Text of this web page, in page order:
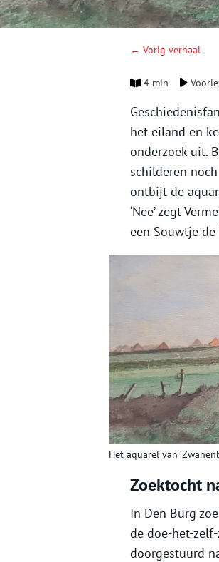
← Vorig verhaal
4 min
het eiland en
onderzoek uit.
schilderen
ontbijt de
‘Nee’ zegt
een Souwtje de
Het aquarel van
Zoektocht
In Den Burg
de doe-het-
doorgestuurd